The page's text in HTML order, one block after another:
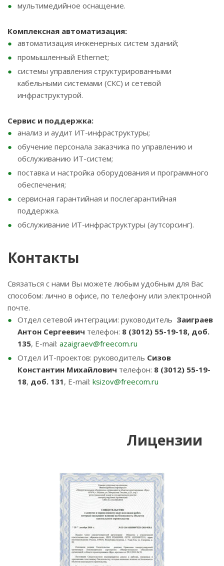
мультимедийное оснащение.
Комплексная автоматизация:
автоматизация инженерных систем зданий;
промышленный Ethernet;
системы управления структурированными
кабельными системами (СКС) и сетевой
инфраструктурой.
Сервис и поддержка:
анализ и аудит ИТ-инфраструктуры;
обучение персонала заказчика по управлению и
обслуживанию ИТ-систем;
поставка и настройка оборудования и программного
обеспечения;
сервисная гарантийная и послегарантийная
поддержка.
обслуживание ИТ-инфраструктуры (аутсорсинг).
Контакты
Связаться с нами Вы можете любым удобным для Вас
способом: лично в офисе, по телефону или электронной
почте.
Отдел сетевой интеграции: руководитель Заиграев
Антон Сергеевич телефон: 8 (3012) 55-19-18, доб.
135, E-mail: azaigraev@freecom.ru
Отдел ИТ-проектов: руководитель Сизов
Константин Михайлович телефон: 8 (3012) 55-19-
18, доб. 131, E-mail: ksizov@freecom.ru
Лицензии